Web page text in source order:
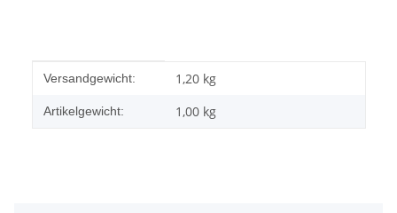
Produkteigenschaft
Wert
Versandgewicht: 1,20 kg
Artikelgewicht: 1,00 kg